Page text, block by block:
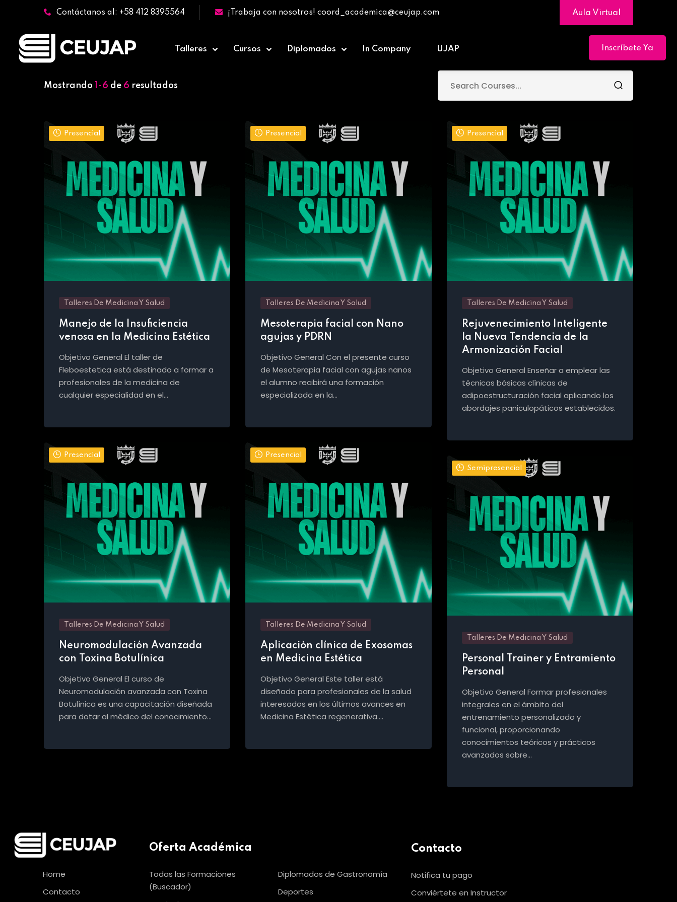
Contáctanos al: +58 412 8395564 ¡Trabaja con nosotros! coord_academica@ceujap.com Aula Virtual
Talleres Cursos Diplomados In Company UJAP Inscríbete Ya
Mostrando 1-6 de 6 resultados
Presencial
Talleres De Medicina Y Salud
Manejo de la Insuficiencia
venosa en la Medicina Estética
Objetivo General El taller de
Fleboestetica está destinado a formar a
profesionales de la medicina de
cualquier especialidad en el…
Presencial
Talleres De Medicina Y Salud
Mesoterapia facial con Nano
agujas y PDRN
Objetivo General Con el presente curso
de Mesoterapia facial con agujas nanos
el alumno recibirá una formación
especializada en la…
Presencial
Talleres De Medicina Y Salud
Rejuvenecimiento Inteligente
la Nueva Tendencia de la
Armonización Facial
Objetivo General Enseñar a emplear las
técnicas básicas clínicas de
adipoestructuración facial aplicando los
abordajes paniculopáticos establecidos.
Presencial
Talleres De Medicina Y Salud
Neuromodulación Avanzada
con Toxina Botulínica
Objetivo General El curso de
Neuromodulación avanzada con Toxina
Botulínica es una capacitación diseñada
para dotar al médico del conocimiento…
Presencial
Talleres De Medicina Y Salud
Aplicaciòn clínica de Exosomas
en Medicina Estética
Objetivo General Este taller está
diseñado para profesionales de la salud
interesados en los últimos avances en
Medicina Estética regenerativa.…
Semipresencial
Talleres De Medicina Y Salud
Personal Trainer y Entramiento
Personal
Objetivo General Formar profesionales
integrales en el ámbito del
entrenamiento personalizado y
funcional, proporcionando
conocimientos teóricos y prácticos
avanzados sobre…
Home
Contacto
Oferta Académica
Todas las Formaciones
(Buscador)
Diplomados de Gastronomía
Deportes
Contacto
Notifica tu pago
Conviértete en Instructor